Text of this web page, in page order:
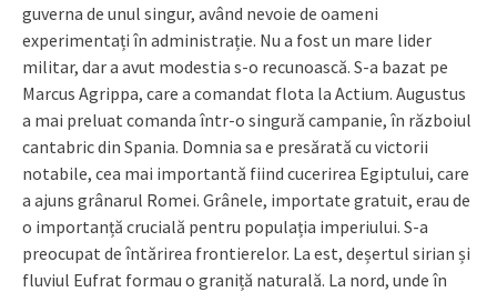
guverna de unul singur, având nevoie de oameni
experimentați în administrație. Nu a fost un mare lider
militar, dar a avut modestia s-o recunoască. S-a bazat pe
Marcus Agrippa, care a comandat flota la Actium. Augustus
a mai preluat comanda într-o singură campanie, în războiul
cantabric din Spania. Domnia sa e presărată cu victorii
notabile, cea mai importantă fiind cucerirea Egiptului, care
a ajuns grânarul Romei. Grânele, importate gratuit, erau de
o importanță crucială pentru populația imperiului. S-a
preocupat de întărirea frontierelor. La est, deșertul sirian și
fluviul Eufrat formau o graniță naturală. La nord, unde în